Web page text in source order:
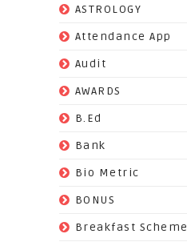
ASTROLOGY
Attendance App
Audit
AWARDS
B.Ed
Bank
Bio Metric
BONUS
Breakfast Scheme